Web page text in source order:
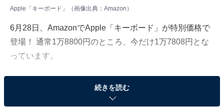
Apple「キーボード」（画像出典：Amazon）
6月28日、 AmazonでApple「キーボード」が特別価格で
登場！ 通常1万8800円のところ、今だけ1万7808円とな
っています。
そのほかにも注目の商品がラインナップされているので,
あわせて紹介していきましょう。
続きを読む